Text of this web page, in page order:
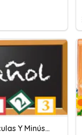
Las Letras Mayúsculas Y Minúsculas